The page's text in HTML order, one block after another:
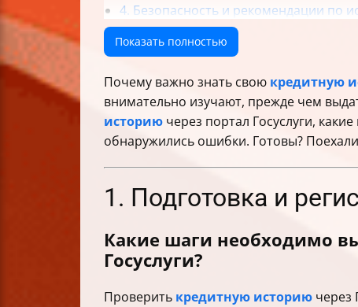
4. Безопасность и рекомендации по
Таблица: Основные шаги получения
Итог: Почему это важно и как не
Показать полностью
Почему важно знать свою кредитную
внимательно изучают, прежде чем
историю через портал Госуслуги,
обнаружились ошибки. Готовы?
1. Подготовка и
Какие шаги необходимо
Госуслуги?
Проверить кредитную историю через